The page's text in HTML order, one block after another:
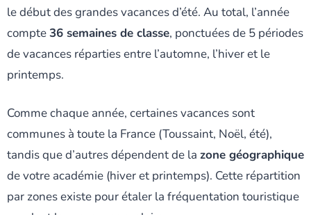
le début des grandes vacances d’été. Au total, l’année
compte36 semaines de classe, ponctuées de 5 périodes
de vacances réparties entre l’automne, l’hiver et le
printemps.
Comme chaque année, certaines vacances sont
communes à toute la France (Toussaint, Noël, été),
tandis que d’autres dépendent de la zone géographique
de votre académie (hiver et printemps). Cette répartition
par zones existe pour étaler la fréquentation touristique